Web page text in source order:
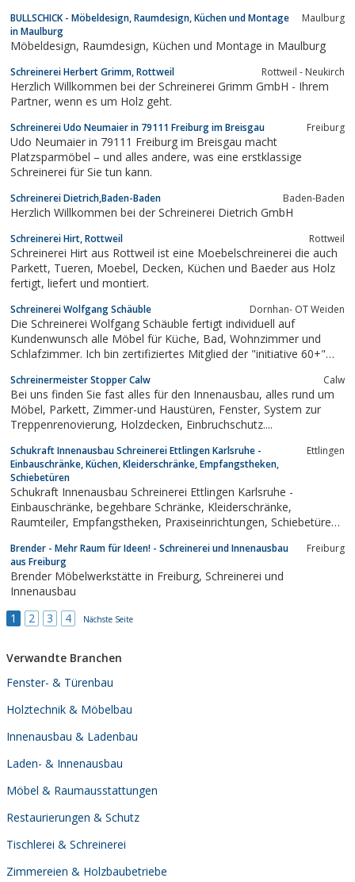
Beratung, eine präz...
BULLSCHICK - Möbeldesign, Raumdesign, Küchen und Montage
in Maulburg
Maulburg
Möbeldesign, Raumdesign, Küchen und Montage in Maulburg
Schreinerei Herbert Grimm, Rottweil Rottweil - Neukirch
Herzlich Willkommen bei der Schreinerei Grimm GmbH - Ihrem
Partner, wenn es um Holz geht.
Schreinerei Udo Neumaier in 79111 Freiburg im Breisgau Freiburg
Udo Neumaier in 79111 Freiburg im Breisgau macht
Platzsparmöbel – und alles andere, was eine erstklassige
Schreinerei für Sie tun kann.
Schreinerei Dietrich,Baden-Baden Baden-Baden
Herzlich Willkommen bei der Schreinerei Dietrich GmbH
Schreinerei Hirt, Rottweil Rottweil
Schreinerei Hirt aus Rottweil ist eine Moebelschreinerei die auch
Parkett, Tueren, Moebel, Decken, Küchen und Baeder aus Holz
fertigt, liefert und montiert.
Schreinerei Wolfgang Schäuble Dornhan- OT Weiden
Die Schreinerei Wolfgang Schäuble fertigt individuell auf
Kundenwunsch alle Möbel für Küche, Bad, Wohnzimmer und
Schlafzimmer. Ich bin zertifiziertes Mitglied der "initiative 60+"
seniorenfreundliches Umbauen. Ich fertige Massivholzmöbel aus
Zirbenholz...
Schreinermeister Stopper Calw Calw
Bei uns finden Sie fast alles für den Innenausbau, alles rund um
Möbel, Parkett, Zimmer-und Haustüren, Fenster, System zur
Treppenrenovierung, Holzdecken, Einbruchschutz....
Schukraft Innenausbau Schreinerei Ettlingen Karlsruhe -
Einbauschränke, Küchen, Kleiderschränke, Empfangstheken,
Schiebetüren
Ettlingen
Schukraft Innenausbau Schreinerei Ettlingen Karlsruhe -
Einbauschränke, begehbare Schränke, Kleiderschränke,
Raumteiler, Empfangstheken, Praxiseinrichtungen, Schiebetüren
Brender - Mehr Raum für Ideen! - Schreinerei und Innenausbau
aus Freiburg
Freiburg
Brender Möbelwerkstätte in Freiburg, Schreinerei und
Innenausbau
1
2 3 4 Nächste Seite
Verwandte Branchen
Fenster- & Türenbau
Holztechnik & Möbelbau
Innenausbau & Ladenbau
Laden- & Innenausbau
Möbel & Raumausstattungen
Restaurierungen & Schutz
Tischlerei & Schreinerei
Zimmereien & Holzbaubetriebe